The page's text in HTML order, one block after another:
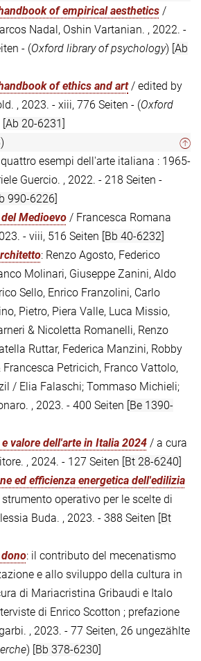
of empirical aesthetics /
Nadal, Oshin Vartanian. , 2022. -
- (Oxford library of psychology) [Ab
of ethics and art/ edited by
, 2023. - xiii, 776 Seiten - (Oxford
[Ab 20-6231]
quattro esempi dell'arte italiana : 1965-
Guercio. , 2022. - 218 Seiten -
990-6226]
Medioevo / Francesca Romana
- viii, 516 Seiten [Bb 40-6232]
: Renzo Agosto, Federico
Molinari, Giuseppe Zanini, Aldo
Sello, Enrico Franzolini, Carlo
Pietro, Piera Valle, Luca Missio,
& Nicoletta Romanelli, Renzo
Ruttar, Federica Manzini, Robby
Petricich, Franco Vattolo,
/ Elia Falaschi; Tommaso Michieli;
, 2023. - 400 Seiten [Be 1390-
valore dell'arte in Italia 2024 / a cura
, 2024. - 127 Seiten [Bt 28-6240]
ed efficienza energetica dell'edilizia
strumento operativo per le scelte di
Buda. , 2023. - 388 Seiten [Bt
: il contributo del mecenatismo
e allo sviluppo della cultura in
di Mariacristina Gribaudi e Italo
di Enrico Scotton ; prefazione
, 2023. - 77 Seiten, 26 ungezählte
) [Bb 378-6230]